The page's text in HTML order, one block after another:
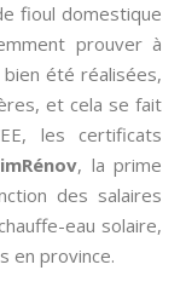
fioul domestique
prouver à
bien été réalisées,
et cela se fait
les certificats
, la prime
des salaires
eau solaire,
en province.